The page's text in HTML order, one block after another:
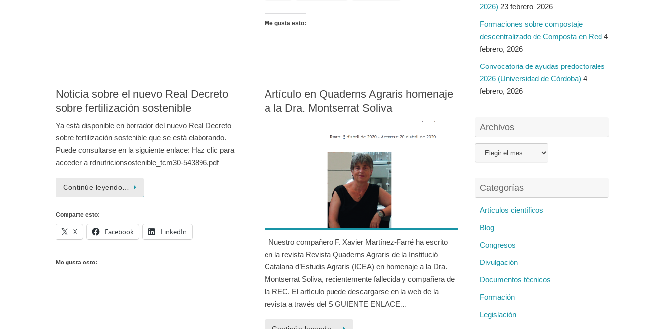
Me gusta esto:
Noticia sobre el nuevo Real Decreto
sobre fertilización sostenible
Ya está disponible en borrador del nuevo Real Decreto
sobre fertilización sostenible que se está elaborando.
Puede consultarse en la siguiente enlace: Haz clic para
acceder a rdnutricionsostenible_tcm30-543896.pdf
Continúe leyendo…
Comparte esto:
X Facebook LinkedIn
Me gusta esto:
Artículo en Quaderns Agraris homenaje
a la Dra. Montserrat Soliva
Nuestro compañero F. Xavier Martínez-Farré ha escrito
en la revista Revista Quaderns Agraris de la Institució
Catalana d’Estudis Agraris (ICEA) en homenaje a la Dra.
Montserrat Soliva, recientemente fallecida y compañera de
la REC. El artículo puede descargarse en la web de la
revista a través del SIGUIENTE ENLACE…
2026) 23 febrero, 2026
Formaciones sobre compostaje
descentralizado de Composta en Red 4
febrero, 2026
Convocatoria de ayudas predoctorales
2026 (Universidad de Córdoba) 4
febrero, 2026
Archivos
Archivos
Categorías
Artículos científicos
Blog
Congresos
Divulgación
Documentos técnicos
Formación
Legislación